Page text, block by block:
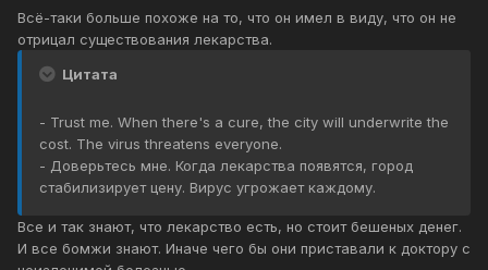
Всё-таки больше похоже на то, что он имел в виду, что он не
отрицал существования лекарства.
Цитата
- Trust me. When there's a cure, the city will underwrite the
cost. The virus threatens everyone.
- Доверьтесь мне. Когда лекарства появятся, город
стабилизирует цену. Вирус угрожает каждому.
Все и так знают, что лекарство есть, но стоит бешеных денег.
И все бомжи знают. Иначе чего бы они приставали к доктору с